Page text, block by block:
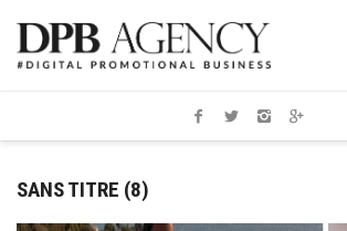
SANS TITRE (8)